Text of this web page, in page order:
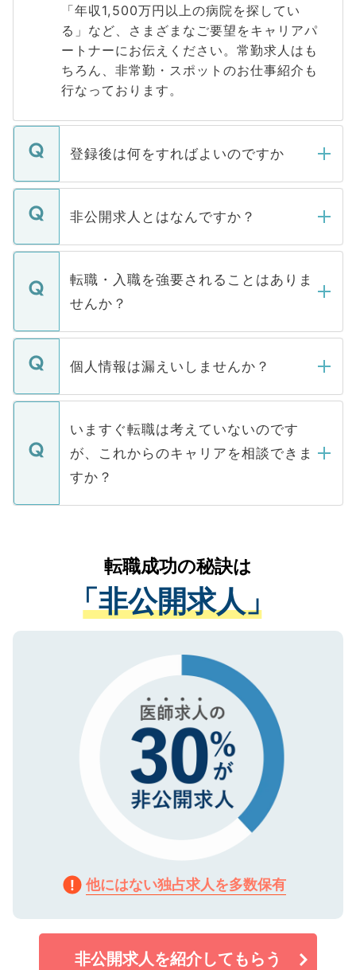
「年収1,500万円以上の病院を探してい
る」など、さまざまなご要望をキャリアパ
ートナーにお伝えください。常勤求人はも
ちろん、非常勤・スポットのお仕事紹介も
行なっております。
登録後は何をすればよいのですか
ご登録いただきましたら、弊社担当者がご
登録内容を確認し、その後メールもしくは
ます。通常、5営業日以内にはご連絡をせて
いただきますので、しばらくお待ちくださ
非公開求人とはなんですか？
マイナビDOCTORで取り扱っている求人の
うち約3割は、Webサイトからご覧いただ
けない「非公開求人」です。非公開求人は
下記の理由によって、一般には公開してい
ません。
■応募殺到を避けるため 人気のある医療機
関を公にしてしまうと、応募が殺到する場
に、医療機関が求める条件に合った人材の
みを人材紹介会社に依頼するケースが増え
ています。
転職・入職を強要されることはありま
せんか？
転職・入職を強要することは一切ありませ
ん。また、仮に応募先から内定をいただい
定を承諾する必要はありません。内定先へ
の辞退の連絡はキャリアパートナーが行い
個人情報は漏えいしませんか？
個人情報が漏えいすることはありませんの
で、ご安心ください。当サイトからの登録
などで収集したご登録者様の個人情報は、
ご本人のキャリアアップおよび転職活動の
支援を目的に使用いたします。お預かりし
ているすべての個人データはご本人の許可
は、個人情報の取り扱いについての厳密な
管理基準を満たした事業者のみに付与され
る、プライバシーマークを取得済みです。
で、機密保持に関してもご安心ください。
いますぐ転職は考えていないのです
が、これからのキャリアを相談できま
すか？
かがいして、現在の医療機関の状況や紹介
経験をまじえながら、適切なアドバイスを
させていただきます。すぐにご転職をされ
ない方には、長期的なサポートが可能です
ので、まずはご登録ください。
転職成功の秘訣は
「非公開求人」
他にはない独占求人を多数保有
非公開求人を紹介してもらう